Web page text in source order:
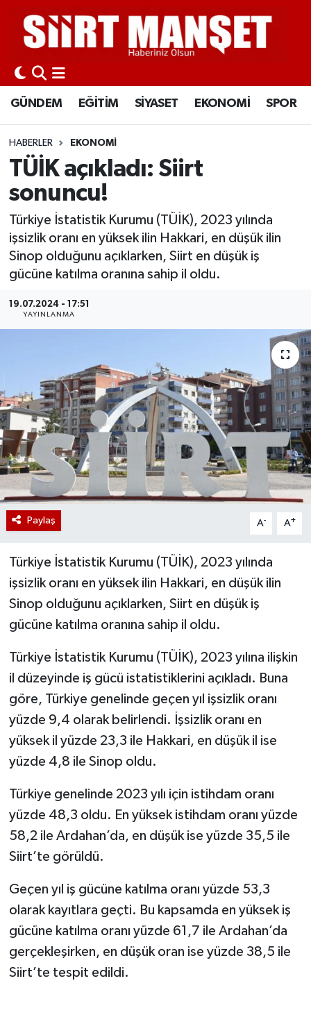
GÜNDEM EĞİTİM SİYASET EKONOMİ SPOR
HABERLER EKONOMİ
TÜİK açıkladı: Siirt
sonuncu!
Türkiye İstatistik Kurumu (TÜİK), 2023 yılında
işsizlik oranı en yüksek ilin Hakkari, en düşük ilin
Sinop olduğunu açıklarken, Siirt en düşük iş
gücüne katılma oranına sahip il oldu.
19.07.2024 - 17:51
YAYINLANMA
Paylaş A- A+
Türkiye İstatistik Kurumu (TÜİK), 2023 yılında
işsizlik oranı en yüksek ilin Hakkari, en düşük ilin
Sinop olduğunu açıklarken, Siirt en düşük iş
gücüne katılma oranına sahip il oldu.
Türkiye İstatistik Kurumu (TÜİK), 2023 yılına ilişkin
il düzeyinde iş gücü istatistiklerini açıkladı. Buna
göre, Türkiye genelinde geçen yıl işsizlik oranı
yüzde 9,4 olarak belirlendi. İşsizlik oranı en
yüksek il yüzde 23,3 ile Hakkari, en düşük il ise
yüzde 4,8 ile Sinop oldu.
Türkiye genelinde 2023 yılı için istihdam oranı
yüzde 48,3 oldu. En yüksek istihdam oranı yüzde
58,2 ile Ardahan’da, en düşük ise yüzde 35,5 ile
Siirt’te görüldü.
Geçen yıl iş gücüne katılma oranı yüzde 53,3
olarak kayıtlara geçti. Bu kapsamda en yüksek iş
gücüne katılma oranı yüzde 61,7 ile Ardahan’da
gerçekleşirken, en düşük oran ise yüzde 38,5 ile
Siirt’te tespit edildi.
GÜNDEM
EĞİTİM
SİYASET
EKONOMİ
SPOR
İLÇELER
KÜLTÜR-SANAT
SAĞLIK-YAŞAM
Siirt Nöbetçi Eczaneler
Siirt Hava Durumu
Siirt Namaz Vakitleri
Siirt Trafik Yoğunluk Haritası
Süper Lig Puan Durumu ve Fikstür
Tüm Manşetler
Son Dakika Haberleri
Haber Arşivi